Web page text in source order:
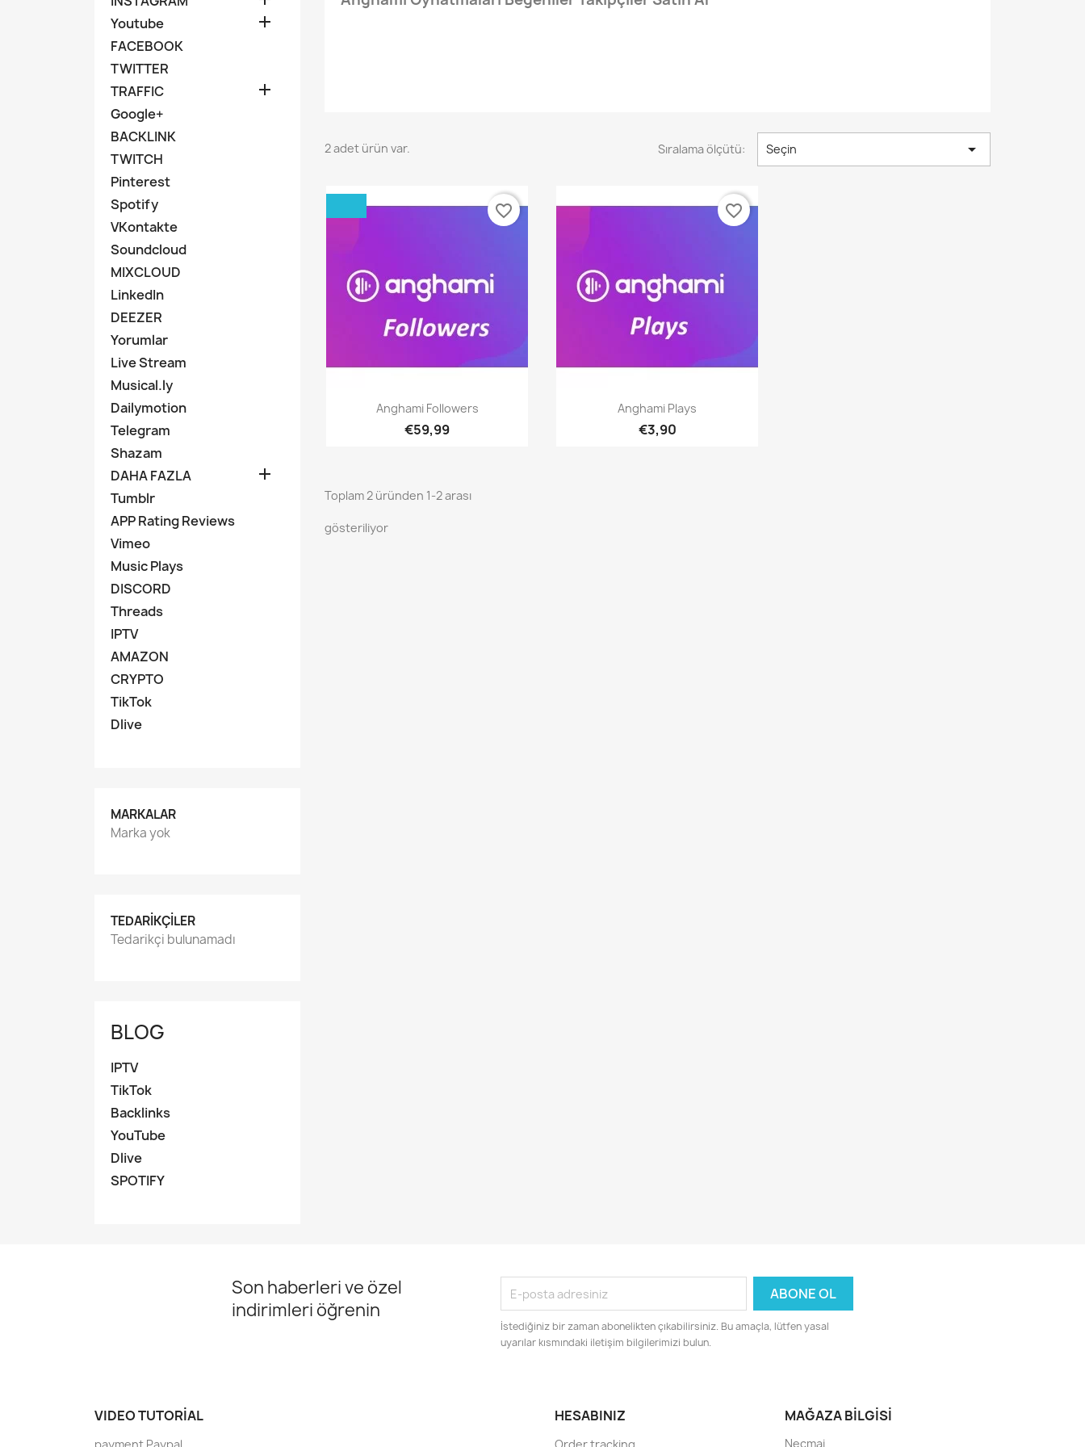
Youtube 
FACEBOOK
TWITTER
TRAFFIC

Google+
BACKLINK
TWITCH
Pinterest
Spotify
VKontakte
Soundcloud
MIXCLOUD
LinkedIn
DEEZER
Yorumlar
Live Stream
Musical.ly
Dailymotion
Telegram
Shazam
DAHA FAZLA

Tumblr
APP Rating Reviews
Vimeo
Music Plays
DISCORD
Threads
IPTV
AMAZON
CRYPTO
TikTok
Dlive
MARKALAR
Marka yok
TEDARIKÇILER
Tedarikçi bulunamadı
BLOG
IPTV
TikTok
Backlinks
YouTube
Dlive
SPOTIFY
2 adet ürün var. Sıralama ölçütü: Seçin 
Hızlı Görünüm
Anghami Followers
€59,99
favorite_border
Hızlı Görünüm
Anghami Plays
€3,90
favorite_border
Toplam 2 üründen 1-2 arası
gösteriliyor
Son haberleri ve özel
indirimleri öğrenin
İstediğiniz bir zaman abonelikten çıkabilirsiniz. Bu amaçla, lütfen yasal
uyarılar kısmındaki iletişim bilgilerimizi bulun.
VIDEO TUTORIAL HESABINIZ MAĞAZA BILGISI
Necmai